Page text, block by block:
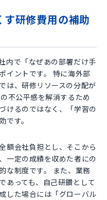
研修費用の補助
内で「なぜあの部署だけ手
イントです。 特に海外部
は、研修リソースの分配が
不公平感を解消するため
けるのではなく、「学習の
です。
額会社負担とし、そこから
一定の成績を収めた者にの
な制度です。 また、業務
あっても、自己研鑽として
した場合には「グローバル